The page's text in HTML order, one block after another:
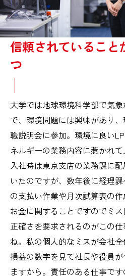
信頼されていること
つ
大学では地球環境科学部で気
で、環境問題には興味があり
職説明会に参加。環境に良い
ネルギーの業務内容に惹かれて
入社時は東京支店の業務課に
いたのですが、数年後に経理
の支払い作業や月次試算表の作
お金に関することですのでミ
正確さを要求されるのがこの
ね。私の個人的なミスが会社全
損益の数字を見て社長や役員
ますから。責任のある仕事で